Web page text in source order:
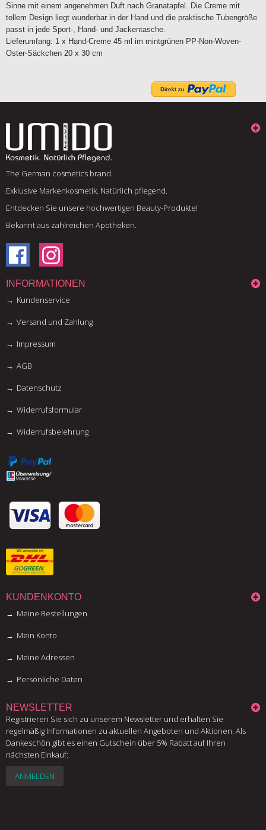
Sinne mit einem angenehmen Duft nach Granatapfel. Die Creme mit
tollem Design liegt wunderbar in der Hand und die praktische Tubengröße
passt in jede Sport-, Hand- und Jackentasche.
Lieferumfang: 1 x Hand-Creme 45 ml im mintgrünen PP-Non-Woven-
Oster-Säckchen 20 x 30 cm
The German cosmetics brand.
Exklusive Markenkosmetik. Natürlich pflegend.
Entdecken Sie unsere hochwertigen Beauty-Produkte!
Bekannt aus zahlreichen Apotheken.
INFORMATIONEN
Kundenservice
Versand und Zahlung
Impressum
AGB
Datenschutz
Widerrufsformular
Widerrufsbelehrung
KUNDENKONTO
Meine Bestellungen
Mein Konto
Meine Adressen
Persönliche Daten
NEWSLETTER
Registrieren Sie sich zu unserem Newsletter und erhalten Sie
regelmäßig Informationen zu aktuellen Angeboten und Aktionen. Als
Dankeschön gibt es einen Gutschein über 5% Rabatt auf Ihren
nächsten Einkauf:
ANMELDEN